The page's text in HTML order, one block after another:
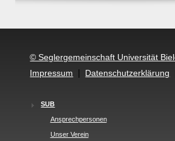
© Seglergemeinschaft Universität
Impressum | Datenschutzerklärung
SUB
Ansprechpersonen
Unser Verein